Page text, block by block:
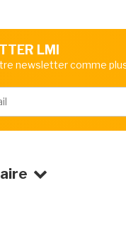
LMI
newsletter comme